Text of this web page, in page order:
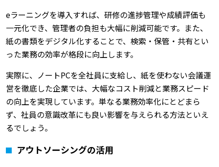
eラーニングを導入すれば、研修の進捗管理や成績評価も
一元化でき、管理者の負担も大幅に削減可能です。また、
紙の書類をデジタル化することで、検索・保管・共有とい
った業務の効率が格段に向上します。
実際に、ノートPCを全社員に支給し、紙を使わない会議運
営を徹底した企業では、大幅なコスト削減と業務スピード
の向上を実現しています。単なる業務効率化にとどまら
ず、社員の意識改革にも良い影響を与えられる方法といえ
るでしょう。
アウトソーシングの活用